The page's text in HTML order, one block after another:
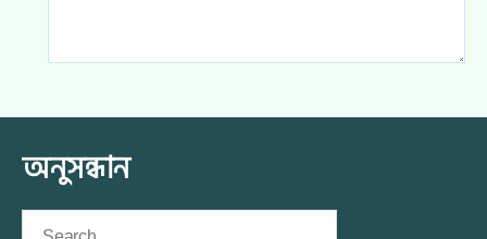
অনুসন্ধান
Search